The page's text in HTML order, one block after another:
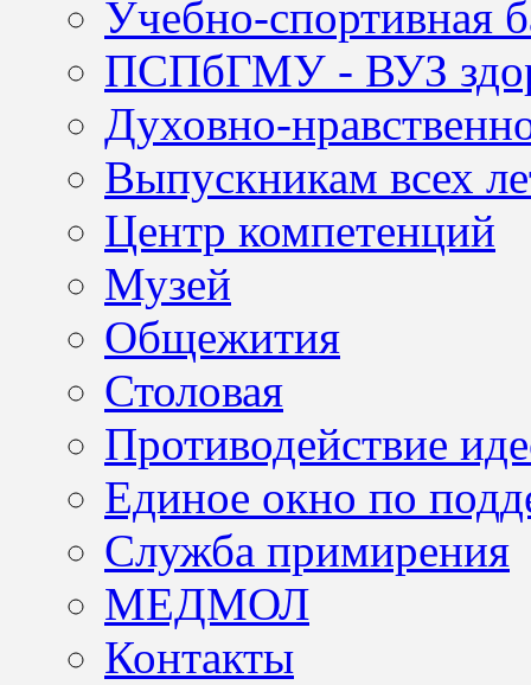
Учебно-спортивная
ПСПбГМУ - ВУЗ
Духовно-
Выпускникам всех
Центр компетенций
Музей
Общежития
Столовая
Противодействие
Единое окно по
Служба примирения
МЕДМОЛ
Контакты